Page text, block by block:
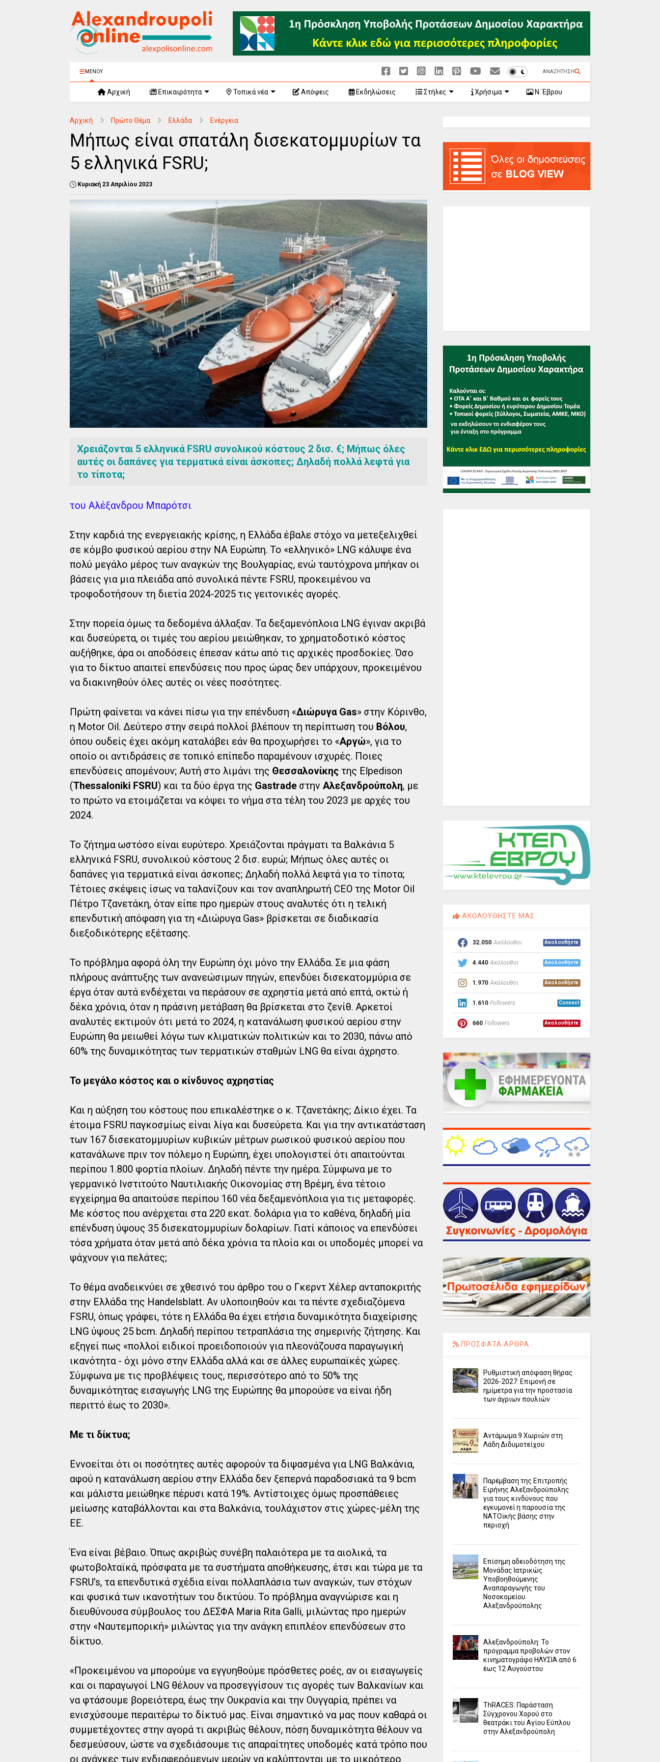
ΜΕΝΟΥ ΑΝΑΖΗΤΗΣΗ
Αρχική Επικαιρότητα Τοπικά νέα Απόψεις Εκδηλώσεις Στήλες Χρήσιμα Ν. Έβρου
Αρχική Πρώτο Θέμα Ελλάδα Ενέργεια
Μήπως είναι σπατάλη δισεκατομμυρίων τα
5 ελληνικά FSRU;
Κυριακή 23 Απριλίου 2023
Χρειάζονται 5 ελληνικά FSRU συνολικού κόστους 2 δισ. €; Μήπως όλες
αυτές οι δαπάνες για τερματικά είναι άσκοπες; Δηλαδή πολλά λεφτά για
το τίποτα;
του Αλέξανδρου Μπαρότσι
Στην καρδιά της ενεργειακής κρίσης, η Ελλάδα έβαλε στόχο να μετεξελιχθεί
σε κόμβο φυσικού αερίου στην ΝΑ Ευρώπη. Το «ελληνικό» LNG κάλυψε ένα
πολύ μεγάλο μέρος των αναγκών της Βουλγαρίας, ενώ ταυτόχρονα μπήκαν οι
βάσεις για μια πλειάδα από συνολικά πέντε FSRU, προκειμένου να
τροφοδοτήσουν τη διετία 2024-2025 τις γειτονικές αγορές.
Στην πορεία όμως τα δεδομένα άλλαξαν. Τα δεξαμενόπλοια LNG έγιναν ακριβά
και δυσεύρετα, οι τιμές του αερίου μειώθηκαν, το χρηματοδοτικό κόστος
αυξήθηκε, άρα οι αποδόσεις έπεσαν κάτω από τις αρχικές προσδοκίες. Όσο
για το δίκτυο απαιτεί επενδύσεις που προς ώρας δεν υπάρχουν, προκειμένου
να διακινηθούν όλες αυτές οι νέες ποσότητες.
Πρώτη φαίνεται να κάνει πίσω για την επένδυση «Διώρυγα Gas» στην Κόρινθο,
η Motor Oil. Δεύτερο στην σειρά πολλοί βλέπουν τη περίπτωση του Βόλου,
όπου ουδείς έχει ακόμη καταλάβει εάν θα προχωρήσει το «Αργώ», για το
οποίο οι αντιδράσεις σε τοπικό επίπεδο παραμένουν ισχυρές. Ποιες
επενδύσεις απομένουν; Αυτή στο λιμάνι της Θεσσαλονίκης της Elpedison
(Thessaloniki FSRU) και τα δύο έργα της Gastrade στην Αλεξανδρούπολη, με
το πρώτο να ετοιμάζεται να κόψει το νήμα στα τέλη του 2023 με αρχές του
2024.
Το ζήτημα ωστόσο είναι ευρύτερο. Χρειάζονται πράγματι τα Βαλκάνια 5
ελληνικά FSRU, συνολικού κόστους 2 δισ. ευρώ; Μήπως όλες αυτές οι
δαπάνες για τερματικά είναι άσκοπες; Δηλαδή πολλά λεφτά για το τίποτα;
Τέτοιες σκέψεις ίσως να ταλανίζουν και τον αναπληρωτή CEO της Motor Oil
Πέτρο Τζανετάκη, όταν είπε προ ημερών στους αναλυτές ότι η τελική
επενδυτική απόφαση για τη «Διώρυγα Gas» βρίσκεται σε διαδικασία
διεξοδικότερης εξέτασης.
Το πρόβλημα αφορά όλη την Ευρώπη όχι μόνο την Ελλάδα. Σε μια φάση
πλήρους ανάπτυξης των ανανεώσιμων πηγών, επενδύει δισεκατομμύρια σε
έργα όταν αυτά ενδέχεται να περάσουν σε αχρηστία μετά από επτά, οκτώ ή
δέκα χρόνια, όταν η πράσινη μετάβαση θα βρίσκεται στο ζενίθ. Αρκετοί
αναλυτές εκτιμούν ότι μετά το 2024, η κατανάλωση φυσικού αερίου στην
Ευρώπη θα μειωθεί λόγω των κλιματικών πολιτικών και το 2030, πάνω από
60% της δυναμικότητας των τερματικών σταθμών LNG θα είναι άχρηστο.
Το μεγάλο κόστος και ο κίνδυνος αχρηστίας
Και η αύξηση του κόστους που επικαλέστηκε ο κ. Τζανετάκης; Δίκιο έχει. Τα
έτοιμα FSRU παγκοσμίως είναι λίγα και δυσεύρετα. Και για την αντικατάσταση
των 167 δισεκατομμυρίων κυβικών μέτρων ρωσικού φυσικού αερίου που
κατανάλωνε πριν τον πόλεμο η Ευρώπη, έχει υπολογιστεί ότι απαιτούνται
περίπου 1.800 φορτία πλοίων. Δηλαδή πέντε την ημέρα. Σύμφωνα με το
γερμανικό Ινστιτούτο Ναυτιλιακής Οικονομίας στη Βρέμη, ένα τέτοιο
εγχείρημα θα απαιτούσε περίπου 160 νέα δεξαμενόπλοια για τις μεταφορές.
Με κόστος που ανέρχεται στα 220 εκατ. δολάρια για το καθένα, δηλαδή μία
επένδυση ύψους 35 δισεκατομμυρίων δολαρίων. Γιατί κάποιος να επενδύσει
τόσα χρήματα όταν μετά από δέκα χρόνια τα πλοία και οι υποδομές μπορεί να
ψάχνουν για πελάτες;
Το θέμα αναδεικνύει σε χθεσινό του άρθρο του ο Γκερντ Χέλερ ανταποκριτής
στην Ελλάδα της Handelsblatt. Αν υλοποιηθούν και τα πέντε σχεδιαζόμενα
FSRU, όπως γράφει, τότε η Ελλάδα θα έχει ετήσια δυναμικότητα διαχείρισης
LNG ύψους 25 bcm. Δηλαδή περίπου τετραπλάσια της σημερινής ζήτησης. Και
εξηγεί πως «πολλοί ειδικοί προειδοποιούν για πλεονάζουσα παραγωγική
ικανότητα - όχι μόνο στην Ελλάδα αλλά και σε άλλες ευρωπαϊκές χώρες.
Σύμφωνα με τις προβλέψεις τους, περισσότερο από το 50% της
δυναμικότητας εισαγωγής LNG της Ευρώπης θα μπορούσε να είναι ήδη
περιττό έως το 2030».
Με τι δίκτυα;
Εννοείται ότι οι ποσότητες αυτές αφορούν τα διψασμένα για LNG Βαλκάνια,
αφού η κατανάλωση αερίου στην Ελλάδα δεν ξεπερνά παραδοσιακά τα 9 bcm
και μάλιστα μειώθηκε πέρυσι κατά 19%. Αντίστοιχες όμως προσπάθειες
μείωσης καταβάλλονται και στα Βαλκάνια, τουλάχιστον στις χώρες-μέλη της
ΕΕ.
Ένα είναι βέβαιο. Όπως ακριβώς συνέβη παλαιότερα με τα αιολικά, τα
φωτοβολταϊκά, πρόσφατα με τα συστήματα αποθήκευσης, έτσι και τώρα με τα
FSRU’s, τα επενδυτικά σχέδια είναι πολλαπλάσια των αναγκών, των στόχων
και φυσικά των ικανοτήτων του δικτύου. Το πρόβλημα αναγνώρισε και η
διευθύνουσα σύμβουλος του ΔΕΣΦΑ Maria Rita Galli, μιλώντας προ ημερών
στην «Ναυτεμπορική» μιλώντας για την ανάγκη επιπλέον επενδύσεων στο
δίκτυο.
«Προκειμένου να μπορούμε να εγγυηθούμε πρόσθετες ροές, αν οι εισαγωγείς
και οι παραγωγοί LNG θέλουν να προσεγγίσουν τις αγορές των Βαλκανίων και
να φτάσουμε βορειότερα, έως την Ουκρανία και την Ουγγαρία, πρέπει να
ενισχύσουμε περαιτέρω το δίκτυό μας. Είναι σημαντικό να μας πουν καθαρά οι
συμμετέχοντες στην αγορά τι ακριβώς θέλουν, πόση δυναμικότητα θέλουν να
δεσμεύσουν, ώστε να σχεδιάσουμε τις απαραίτητες υποδομές κατά τρόπο που
οι ανάγκες των ενδιαφερόμενων μερών να καλύπτονται με το μικρότερο
ΑΚΟΛΟΥΘΗΣΤΕ ΜΑΣ
32.050 Ακόλουθοι Ακολουθήστε
4.440 Ακόλουθοι Ακολουθήστε
1.970 Ακόλουθοι Ακολουθήστε
1.610 Followers Connect
660 Followers Ακολουθήστε
ΠΡΟΣΦΑΤΑ ΑΡΘΡΑ
Ρυθμιστική απόφαση θήρας
2026-2027: Επιμονή σε
ημίμετρα για την προστασία
των άγριων πουλιών
Αντάμωμα 9 Χωριών στη
Λάδη Διδυμοτείχου
Παρέμβαση της Επιτροπής
Ειρήνης Αλεξανδρούπολης
για τους κινδύνους που
εγκυμονεί η παρουσία της
ΝΑΤΟϊκής βάσης στην
περιοχή
Επίσημη αδειοδότηση της
Μονάδας Ιατρικώς
Υποβοηθούμενης
Αναπαραγωγής του
Νοσοκομείου
Αλεξανδρούπολης
Αλεξανδρούπολη: Το
πρόγραμμα προβολών στον
κινηματογράφο ΗΛΥΣΙΑ από 6
έως 12 Αυγούστου
ΤhRACES: Παράσταση
Σύγχρονου Χορού στο
θεατράκι του Αγίου Εύπλου
στην Αλεξανδρούπολη